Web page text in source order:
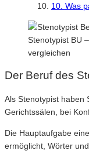
10. Was
Stenotypist BU
vergleichen
Der Beruf des
Als Stenotypist haben
Gerichtssälen, bei
Die Hauptaufgabe
ermöglicht, Wörter